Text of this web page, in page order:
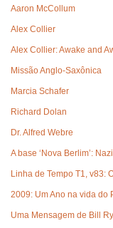
Aaron McCollum
Alex Collier
Alex Collier: Awake and
Missão Anglo-Saxônica
Marcia Schafer
Richard Dolan
Dr. Alfred Webre
A base ‘Nova Berlim’:
Linha de Tempo T1, v83:
2009: Um Ano na vida do
Uma Mensagem de Bill